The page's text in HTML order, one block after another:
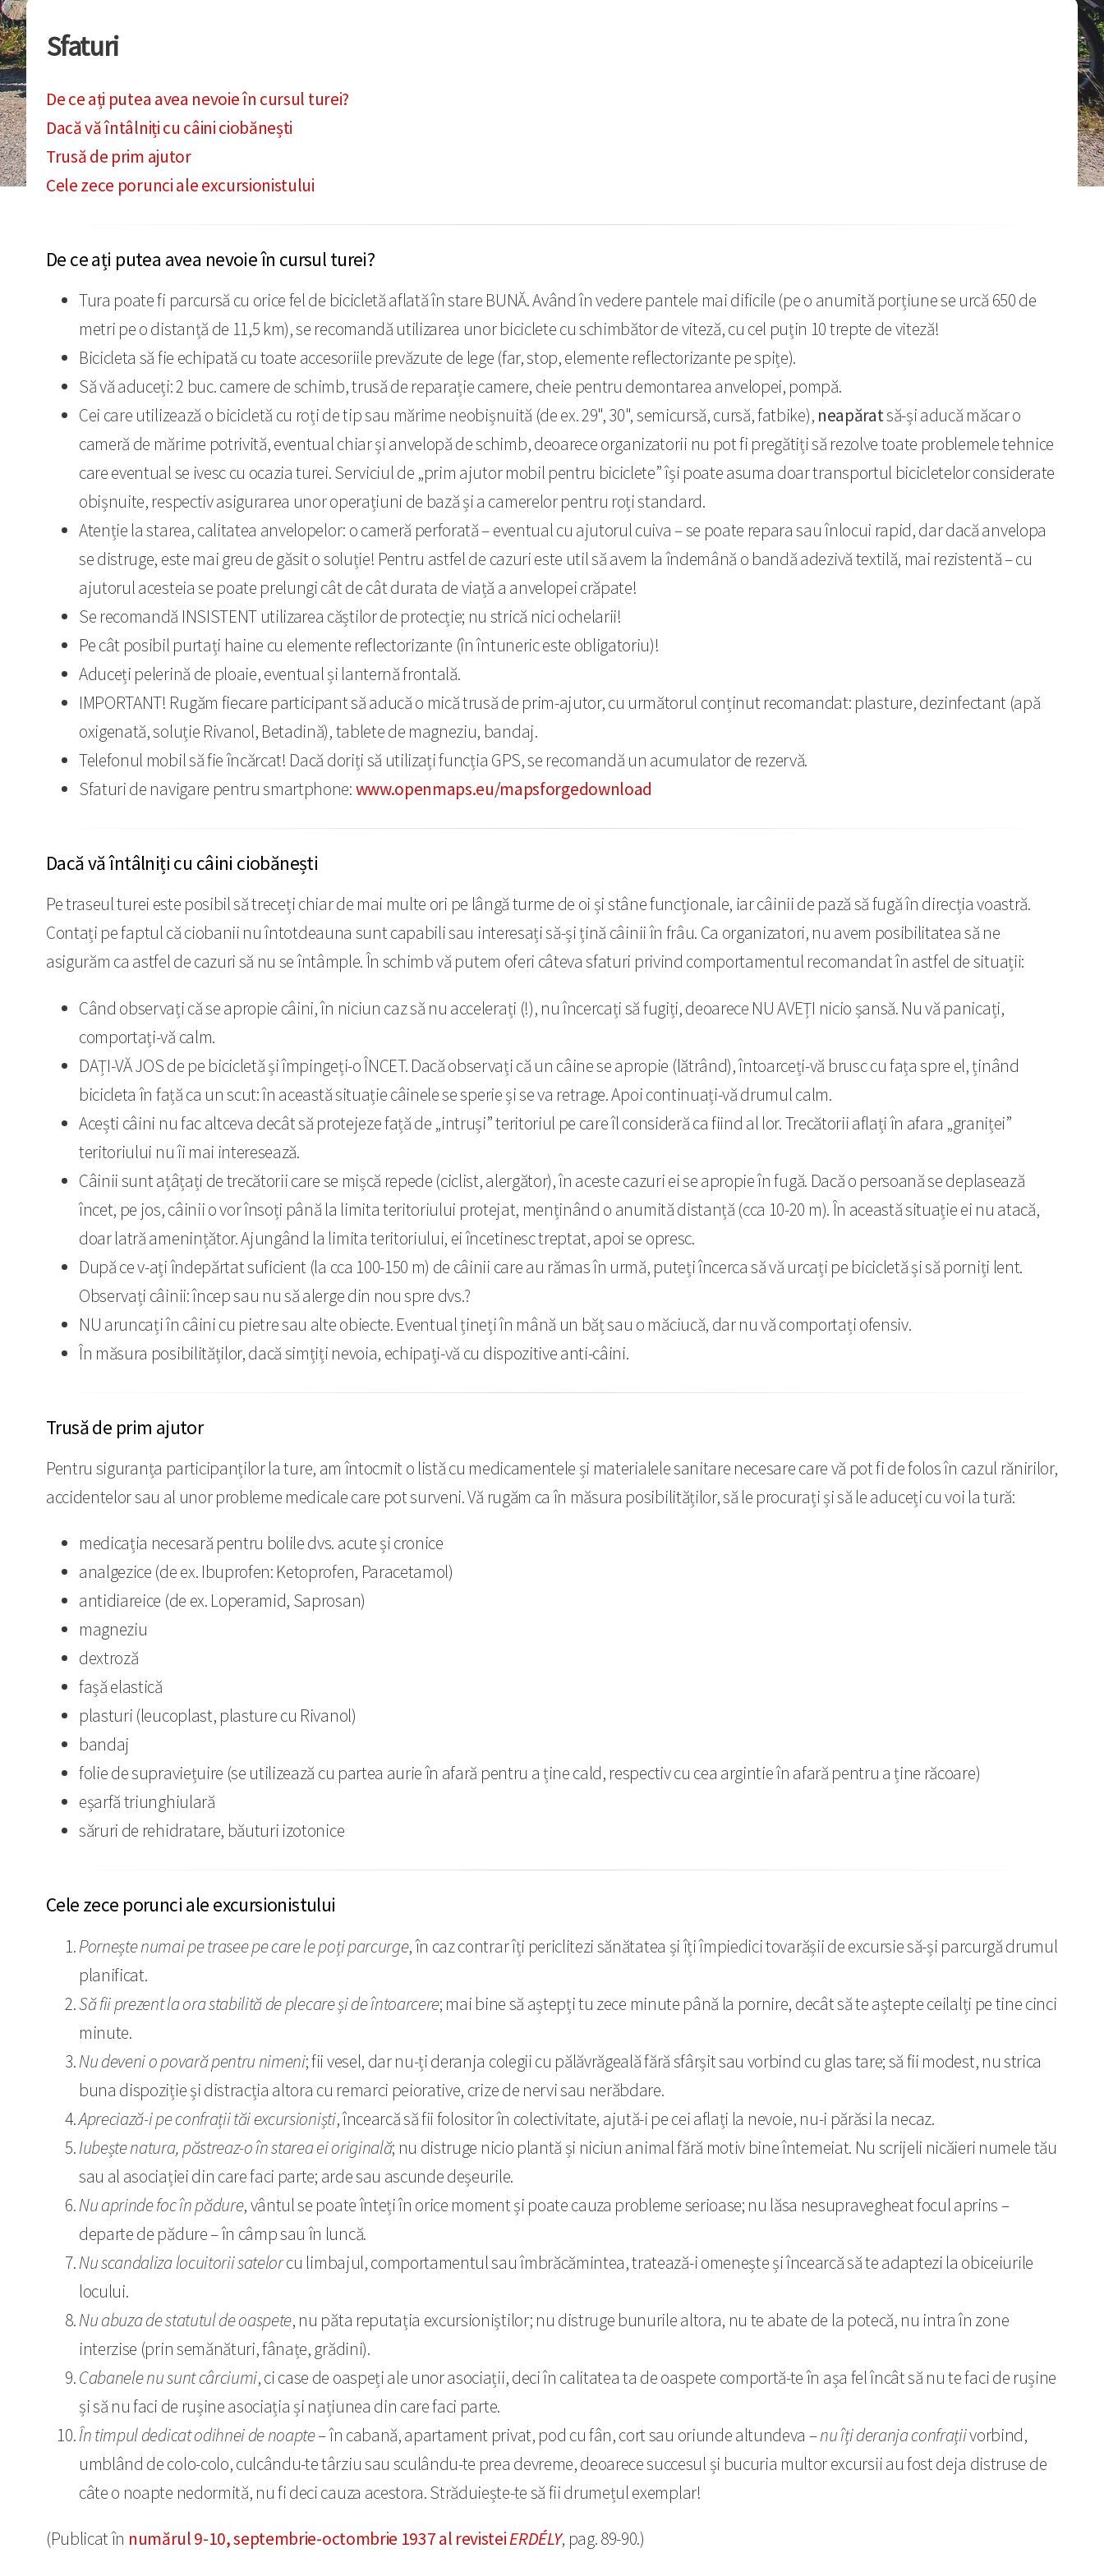
Sfaturi
De ce ați putea avea nevoie în cursul turei?
Dacă vă întâlniți cu câini ciobănești
Trusă de prim ajutor
Cele zece porunci ale excursionistului
De ce ați putea avea nevoie în cursul turei?
Tura poate fi parcursă cu orice fel de bicicletă aflată în stare BUNĂ. Având în vedere pantele mai dificile (pe o anumită porțiune se urcă 650 de
metri pe o distanță de 11,5 km), se recomandă utilizarea unor biciclete cu schimbător de viteză, cu cel puțin 10 trepte de viteză!
Bicicleta să fie echipată cu toate accesoriile prevăzute de lege (far, stop, elemente reflectorizante pe spițe).
Să vă aduceți: 2 buc. camere de schimb, trusă de reparație camere, cheie pentru demontarea anvelopei, pompă.
Cei care utilizează o bicicletă cu roți de tip sau mărime neobișnuită (de ex. 29", 30", semicursă, cursă, fatbike), neapăratsă-și aducă măcar o
cameră de mărime potrivită, eventual chiar și anvelopă de schimb, deoarece organizatorii nu pot fi pregătiți să rezolve toate problemele tehnice
care eventual se ivesc cu ocazia turei. Serviciul de „prim ajutor mobil pentru biciclete” își poate asuma doar transportul bicicletelor considerate
obișnuite, respectiv asigurarea unor operațiuni de bază și a camerelor pentru roți standard.
Atenție la starea, calitatea anvelopelor: o cameră perforată – eventual cu ajutorul cuiva – se poate repara sau înlocui rapid, dar dacă anvelopa
se distruge, este mai greu de găsit o soluție! Pentru astfel de cazuri este util să avem la îndemână o bandă adezivă textilă, mai rezistentă – cu
ajutorul acesteia se poate prelungi cât de cât durata de viață a anvelopei crăpate!
Se recomandă INSISTENT utilizarea căștilor de protecție; nu strică nici ochelarii!
Pe cât posibil purtați haine cu elemente reflectorizante (în întuneric este obligatoriu)!
Aduceți pelerină de ploaie, eventual și lanternă frontală.
IMPORTANT! Rugăm fiecare participant să aducă o mică trusă de prim-ajutor, cu următorul conținut recomandat: plasture, dezinfectant (apă
oxigenată, soluție Rivanol, Betadină), tablete de magneziu, bandaj.
Telefonul mobil să fie încărcat! Dacă doriți să utilizați funcția GPS, se recomandă un acumulator de rezervă.
Sfaturi de navigare pentru smartphone:www.openmaps.eu/mapsforgedownload
Dacă vă întâlniți cu câini ciobănești
Pe traseul turei este posibil să treceți chiar de mai multe ori pe lângă turme de oi și stâne funcționale, iar câinii de pază să fugă în direcția voastră.
Contați pe faptul că ciobanii nu întotdeauna sunt capabili sau interesați să-și țină câinii în frâu. Ca organizatori, nu avem posibilitatea să ne
asigurăm ca astfel de cazuri să nu se întâmple. În schimb vă putem oferi câteva sfaturi privind comportamentul recomandat în astfel de situații:
Când observați că se apropie câini, în niciun caz să nu accelerați (!), nu încercați să fugiți, deoarece NU AVEȚI nicio șansă. Nu vă panicați,
comportați-vă calm.
DAȚI-VĂ JOS de pe bicicletă și împingeți-o ÎNCET. Dacă observați că un câine se apropie (lătrând), întoarceți-vă brusc cu fața spre el, ținând
bicicleta în față ca un scut: în această situație câinele se sperie și se va retrage. Apoi continuați-vă drumul calm.
Acești câini nu fac altceva decât să protejeze față de „intruși” teritoriul pe care îl consideră ca fiind al lor. Trecătorii aflați în afara „graniței”
teritoriului nu îi mai interesează.
Câinii sunt ațâțați de trecătorii care se mișcă repede (ciclist, alergător), în aceste cazuri ei se apropie în fugă. Dacă o persoană se deplasează
încet, pe jos, câinii o vor însoți până la limita teritoriului protejat, menținând o anumită distanță (cca 10-20 m). În această situație ei nu atacă,
doar latră amenințător. Ajungând la limita teritoriului, ei încetinesc treptat, apoi se opresc.
După ce v-ați îndepărtat suficient (la cca 100-150 m) de câinii care au rămas în urmă, puteți încerca să vă urcați pe bicicletă și să porniți lent.
Observați câinii: încep sau nu să alerge din nou spre dvs.?
NU aruncați în câini cu pietre sau alte obiecte. Eventual țineți în mână un băț sau o măciucă, dar nu vă comportați ofensiv.
În măsura posibilităților, dacă simțiți nevoia, echipați-vă cu dispozitive anti-câini.
Trusă de prim ajutor
Pentru siguranța participanților la ture, am întocmit o listă cu medicamentele și materialele sanitare necesare care vă pot fi de folos în cazul rănirilor,
accidentelor sau al unor probleme medicale care pot surveni. Vă rugăm ca în măsura posibilităților, să le procurați și să le aduceți cu voi la tură:
medicația necesară pentru bolile dvs. acute și cronice
analgezice (de ex. Ibuprofen: Ketoprofen, Paracetamol)
antidiareice (de ex. Loperamid, Saprosan)
magneziu
dextroză
fașă elastică
plasturi (leucoplast, plasture cu Rivanol)
bandaj
folie de supraviețuire (se utilizează cu partea aurie în afară pentru a ține cald, respectiv cu cea argintie în afară pentru a ține răcoare)
eșarfă triunghiulară
săruri de rehidratare, băuturi izotonice
Cele zece porunci ale excursionistului
Pornește numai pe trasee pe care le poți parcurge, în caz contrar îți periclitezi sănătatea și îți împiedici tovarășii de excursie să-și parcurgă drumul
planificat.
Să fii prezent la ora stabilită de plecare și de întoarcere; mai bine să aștepți tu zece minute până la pornire, decât să te aștepte ceilalți pe tine cinci
minute.
Nu deveni o povară pentru nimeni; fii vesel, dar nu-ți deranja colegii cu pălăvrăgeală fără sfârșit sau vorbind cu glas tare; să fii modest, nu strica
buna dispoziție și distracția altora cu remarci peiorative, crize de nervi sau nerăbdare.
Apreciază-i pe confrații tăi excursioniști, încearcă să fii folositor în colectivitate, ajută-i pe cei aflați la nevoie, nu-i părăsi la necaz.
Iubește natura, păstreaz-o în starea ei originală; nu distruge nicio plantă și niciun animal fără motiv bine întemeiat. Nu scrijeli nicăieri numele tău
sau al asociației din care faci parte; arde sau ascunde deșeurile.
Nu aprinde foc în pădure, vântul se poate înteți în orice moment și poate cauza probleme serioase; nu lăsa nesupravegheat focul aprins –
departe de pădure – în câmp sau în luncă.
Nu scandaliza locuitorii satelorcu limbajul, comportamentul sau îmbrăcămintea, tratează-i omenește și încearcă să te adaptezi la obiceiurile
locului.
Nu abuza de statutul de oaspete, nu păta reputația excursioniștilor; nu distruge bunurile altora, nu te abate de la potecă, nu intra în zone
interzise (prin semănături, fânațe, grădini).
Cabanele nu sunt cârciumi, ci case de oaspeți ale unor asociații, deci în calitatea ta de oaspete comportă-te în așa fel încât să nu te faci de rușine
și să nu faci de rușine asociația și națiunea din care faci parte.
În timpul dedicat odihnei de noapte– în cabană, apartament privat, pod cu fân, cort sau oriunde altundeva –nu îți deranja confrațiivorbind,
umblând de colo-colo, culcându-te târziu sau sculându-te prea devreme, deoarece succesul și bucuria multor excursii au fost deja distruse de
câte o noapte nedormită, nu fi deci cauza acestora. Străduiește-te să fii drumețul exemplar!
(Publicat în numărul 9-10, septembrie-octombrie 1937 al revisteiERDÉLY, pag. 89-90.)